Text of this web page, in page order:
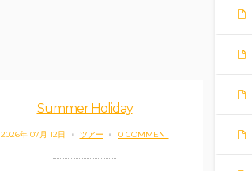
Summer Holiday
2026年 07月 12日 ツアー 0 COMMENT